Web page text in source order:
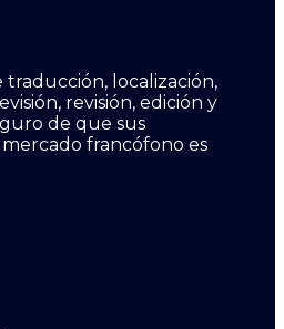
traducción, localización,
revisión, edición y
de que sus
francófono es